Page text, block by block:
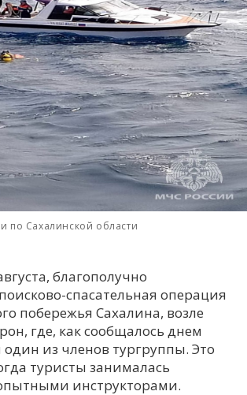
Р
С
Т
У
Х
Ч
по Сахалинской области
благополучно
спасательная операция
побережья Сахалина, возле
где, как сообщалось днем
один из членов тургруппы. Это
туристы занималась
инструкторами.